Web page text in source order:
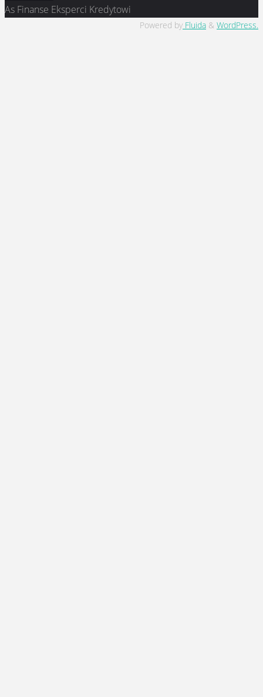
As Finanse Eksperci Kredytowi
Powered by Fluida & WordPress.